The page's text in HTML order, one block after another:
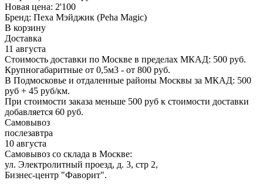
Новая цена: 2'100
Бренд: Пеха Мэйджик (Peha Magic)
В корзину
Доставка
11 августа
Стоимость доставки по Москве в пределах МКАД: 500 руб.
Крупногабаритные от 0,5м3 - от 800 руб.
В Подмосковье и отдаленные районы Москвы за МКАД: 500
руб + 45 руб/км.
При стоимости заказа меньше 500 руб к стоимости доставки
добавляется 60 руб.
Самовывоз
послезавтра
10 августа
Самовывоз со склада в Москве:
ул. Электролитный проезд, д. 3, стр 2,
Бизнес-центр "Фаворит".